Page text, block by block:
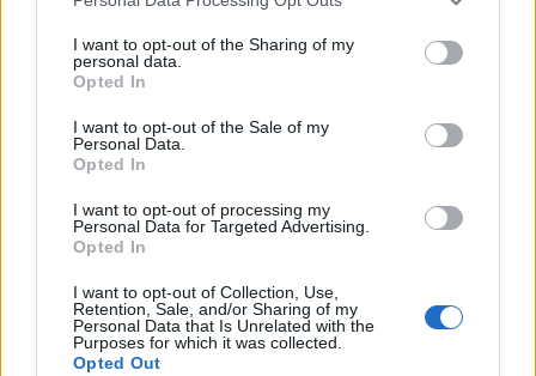
I want to opt-out of the Sharing of my
personal data.
Opted In
I want to opt-out of the Sale of my
Personal Data.
Opted In
I want to opt-out of processing my
Personal Data for Targeted Advertising.
Opted In
I want to opt-out of Collection, Use,
Retention, Sale, and/or Sharing of my
Personal Data that Is Unrelated with the
Purposes for which it was collected.
Opted Out
(Μιχάλης Γρηγορίου): Ρίστιτς, Μπάλλας,